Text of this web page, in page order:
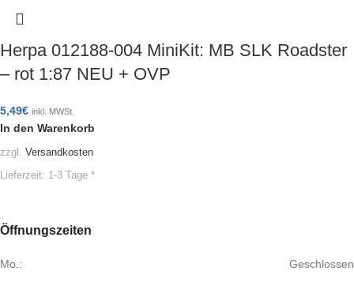
Herpa 012188-004 MiniKit: MB SLK Roadster
– rot 1:87 NEU + OVP
5,49€ inkl. MWSt.
In den Warenkorb
zzgl. Versandkosten
Lieferzeit: 1-3 Tage *
Öffnungszeiten
Mo.: Geschlossen